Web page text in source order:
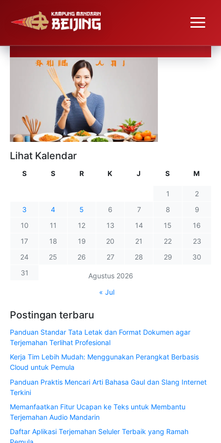
Lihat Kalendar
Agustus 2026
S S R K J S M
1
2
3
4 5 6 7 8
9
10
11 12 13 14 15
16
17
18 19 20 21 22
23
24
25 26 27 28 29
30
31
« Jul
Postingan terbaru
Panduan Standar Tata Letak dan Format Dokumen agar
Terjemahan Terlihat Profesional
Kerja Tim Lebih Mudah: Menggunakan Perangkat Berbasis
Cloud untuk Pemula
Panduan Praktis Mencari Arti Bahasa Gaul dan Slang Internet
Terkini
Memanfaatkan Fitur Ucapan ke Teks untuk Membantu
Terjemahan Audio Mandarin
Daftar Aplikasi Terjemahan Seluler Terbaik yang Ramah